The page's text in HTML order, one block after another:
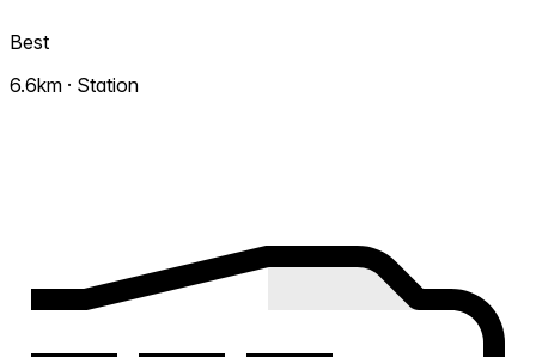
Best
6.6km · Station